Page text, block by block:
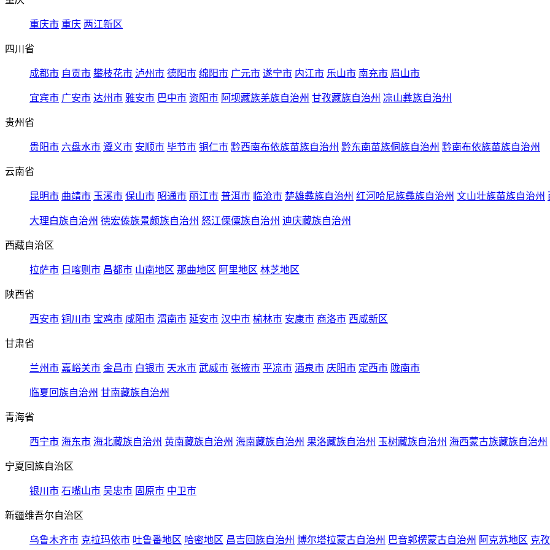
重庆市 重庆 两江新区
四川省
成都市 自贡市 攀枝花市 泸州市 德阳市 绵阳市 广元市 遂宁市 内江市 乐山市 南充市 眉山市
宜宾市 广安市 达州市 雅安市 巴中市 资阳市 阿坝藏族羌族自治州 甘孜藏族自治州 凉山彝族自治州
贵州省
贵阳市 六盘水市 遵义市 安顺市 毕节市 铜仁市 黔西南布依族苗族自治州 黔东南苗族侗族自治州 黔南布依族苗族自治州
云南省
昆明市 曲靖市 玉溪市 保山市 昭通市 丽江市 普洱市 临沧市 楚雄彝族自治州 红河哈尼族彝族自治州 文山壮族苗族自治州
大理白族自治州 德宏傣族景颇族自治州 怒江傈僳族自治州 迪庆藏族自治州
西藏自治区
拉萨市 日喀则市 昌都市 山南地区 那曲地区 阿里地区 林芝地区
陕西省
西安市 铜川市 宝鸡市 咸阳市 渭南市 延安市 汉中市 榆林市 安康市 商洛市 西咸新区
甘肃省
兰州市 嘉峪关市 金昌市 白银市 天水市 武威市 张掖市 平凉市 酒泉市 庆阳市 定西市 陇南市
临夏回族自治州 甘南藏族自治州
青海省
西宁市 海东市 海北藏族自治州 黄南藏族自治州 海南藏族自治州 果洛藏族自治州 玉树藏族自治州 海西蒙古族藏族自治州
宁夏回族自治区
银川市 石嘴山市 吴忠市 固原市 中卫市
新疆维吾尔自治区
乌鲁木齐市 克拉玛依市 吐鲁番地区 哈密地区 昌吉回族自治州 博尔塔拉蒙古自治州 巴音郭楞蒙古自治州 阿克苏地区 克